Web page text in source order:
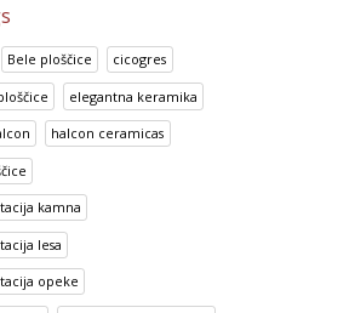
Bele ploščice cicogres
elegantna keramika
halcon ceramicas
kamna
lesa
opeke